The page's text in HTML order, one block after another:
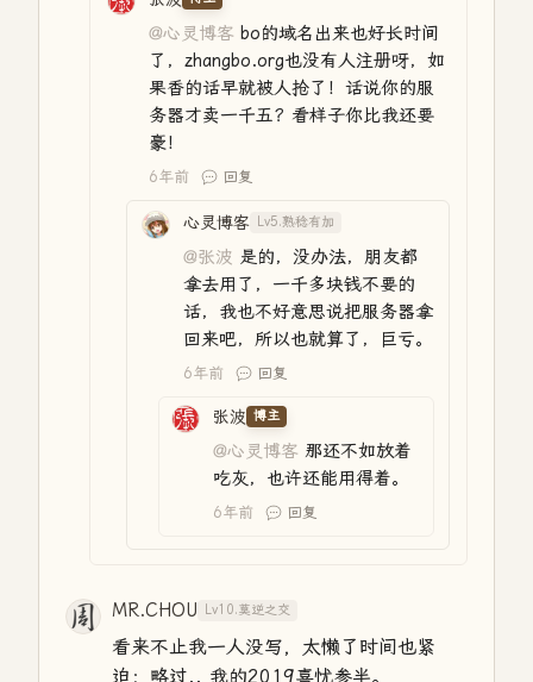
@心灵博客 bo的域名出来也好长时间
了，zhangbo.org也没有人注册呀，如
果香的话早就被人抢了！话说你的服
务器才卖一千五？看样子你比我还要
豪！
6年前 回复
心灵博客 Lv5.熟稔有加
@张波 是的，没办法，朋友都
拿去用了，一千多块钱不要的
话，我也不好意思说把服务器拿
回来吧，所以也就算了，巨亏。
6年前 回复
张波 博主
@心灵博客 那还不如放着
吃灰，也许还能用得着。
6年前 回复
MR.CHOU Lv10.莫逆之交
看来不止我一人没写，太懒了时间也紧
迫；略过.. 我的2019喜忧参半。